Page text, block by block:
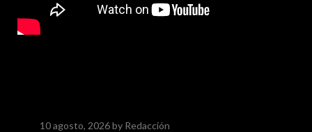
10 agosto, 2026by Redacción